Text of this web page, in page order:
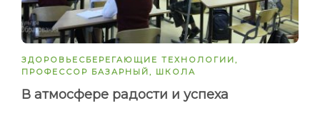
ЗДОРОВЬЕСБЕРЕГАЮЩИЕ ТЕХНОЛОГИИ,
ПРОФЕССОР БАЗАРНЫЙ, ШКОЛА
В атмосфере радости и успеха